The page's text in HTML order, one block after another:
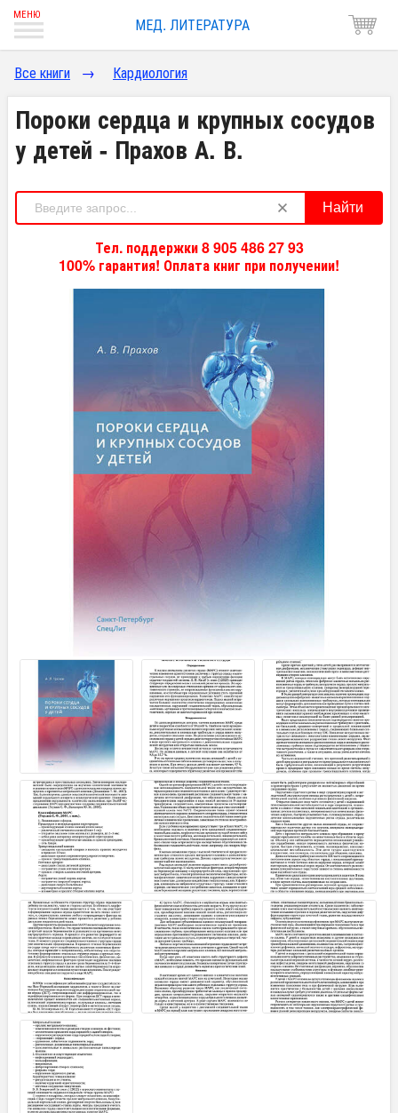
МЕД. ЛИТЕРАТУРА
Все книги → Кардиология
Пороки сердца и крупных сосудов
у детей - Прахов А. В.
Найти
Тел. поддержки 8 905 486 27 93
100% гарантия! Оплата книг при получении!